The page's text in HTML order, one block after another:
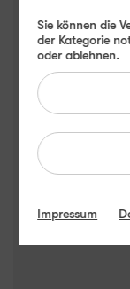
Sie können die
der Kategorie
oder ablehnen.
Impressum